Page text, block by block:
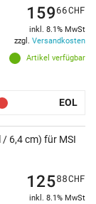
Artikel verfügbar
15966CHF
inkl. 8.1% MwSt
zzgl. Versandkosten
EOL
/ 6,4 cm) für MSI
12588CHF
inkl. 8.1% MwSt